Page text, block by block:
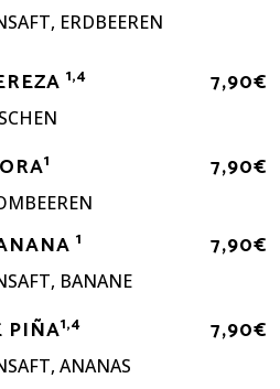
ERDBEEREN
1,4
7,90€
1
7,90€
1
BANANE
7,90€
PIÑA1,4
ANANAS
7,90€